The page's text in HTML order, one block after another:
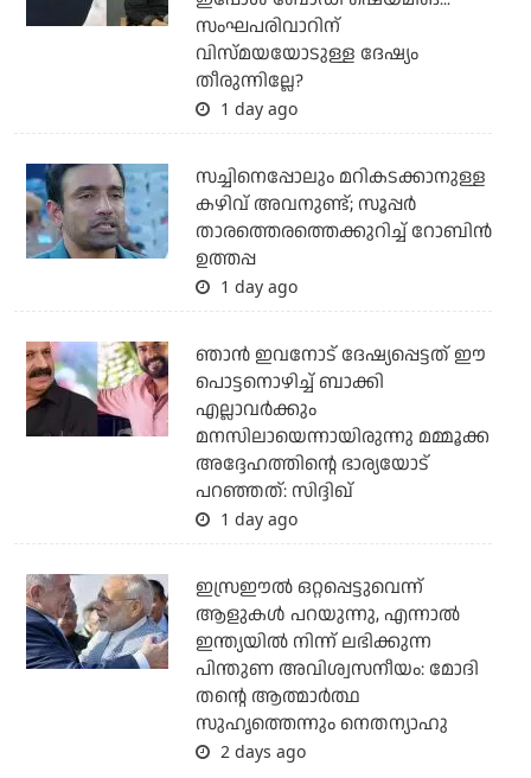
സംഘപരിവാറിന്
വിസ്മയയോടുള്ള ദേഷ്യം
തീരുന്നില്ലേ?
1 day ago
സച്ചിനെപ്പോലും മറികടക്കാനുള്ള
കഴിവ് അവനുണ്ട്; സൂപ്പര്‍
താരത്തെരത്തെക്കുറിച്ച് റോബിന്‍
ഉത്തപ്പ
1 day ago
ഞാന്‍ ഇവനോട് ദേഷ്യപ്പെട്ടത് ഈ
പൊട്ടനൊഴിച്ച് ബാക്കി
എല്ലാവര്‍ക്കും
മനസിലായെന്നായിരുന്നു മമ്മൂക്ക
അദ്ദേഹത്തിന്റെ ഭാര്യയോട്
പറഞ്ഞത്: സിദ്ദിഖ്
1 day ago
ഇസ്രഈല്‍ ഒറ്റപ്പെട്ടുവെന്ന്
ആളുകള്‍ പറയുന്നു, എന്നാല്‍
ഇന്ത്യയില്‍ നിന്ന് ലഭിക്കുന്ന
പിന്തുണ അവിശ്വസനീയം: മോദി
തന്റെ ആത്മാര്‍ത്ഥ
സുഹൃത്തെന്നും നെതന്യാഹു
2 days ago